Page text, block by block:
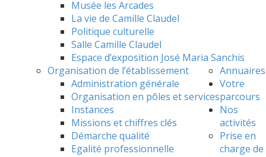
Musée les Arcades
La vie de Camille Claudel
Politique culturelle
Salle Camille Claudel
Espace d’exposition José Maria Sanchis
Organisation de l’établissement
Administration générale
Organisation en pôles et services
Instances
Missions et chiffres clés
Démarche qualité
Egalité professionnelle
Annuaires
Votre
parcours
Nos
activités
Prise en
charge de